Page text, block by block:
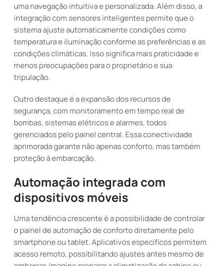
uma navegação intuitiva e personalizada. Além disso, a
integração com sensores inteligentes permite que o
sistema ajuste automaticamente condições como
temperatura e iluminação conforme as preferências e as
condições climáticas. Isso significa mais praticidade e
menos preocupações para o proprietário e sua
tripulação.
Outro destaque é a expansão dos recursos de
segurança, com monitoramento em tempo real de
bombas, sistemas elétricos e alarmes, todos
gerenciados pelo painel central. Essa conectividade
aprimorada garante não apenas conforto, mas também
proteção à embarcação.
Automação integrada com
dispositivos móveis
Uma tendência crescente é a possibilidade de controlar
o painel de automação de conforto diretamente pelo
smartphone ou tablet. Aplicativos específicos permitem
acesso remoto, possibilitando ajustes antes mesmo de